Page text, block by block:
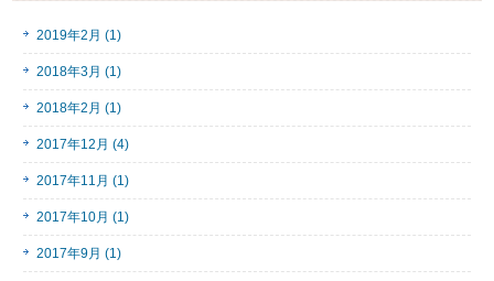
2019年2月 (1)
2018年3月 (1)
2018年2月 (1)
2017年12月 (4)
2017年11月 (1)
2017年10月 (1)
2017年9月 (1)